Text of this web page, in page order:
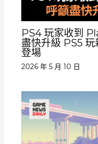
PS4 玩家收到
盡快升級 PS5
登場
2026 年 5 月 10 日